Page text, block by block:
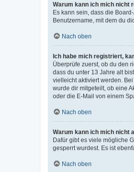
Warum kann ich mich nicht
Es kann sein, dass die
Benutzername, mit dem du
Nach oben
Ich habe mich registriert,
Überprüfe zuerst, ob du den
dass du unter 13 Jahre alt
vielleicht aktiviert werden.
wurde dir mitgeteilt, ob eine
oder die E-Mail von einem
Nach oben
Warum kann ich mich nicht
Dafür gibt es viele mögliche
gesperrt wurdest. Es ist
Nach oben